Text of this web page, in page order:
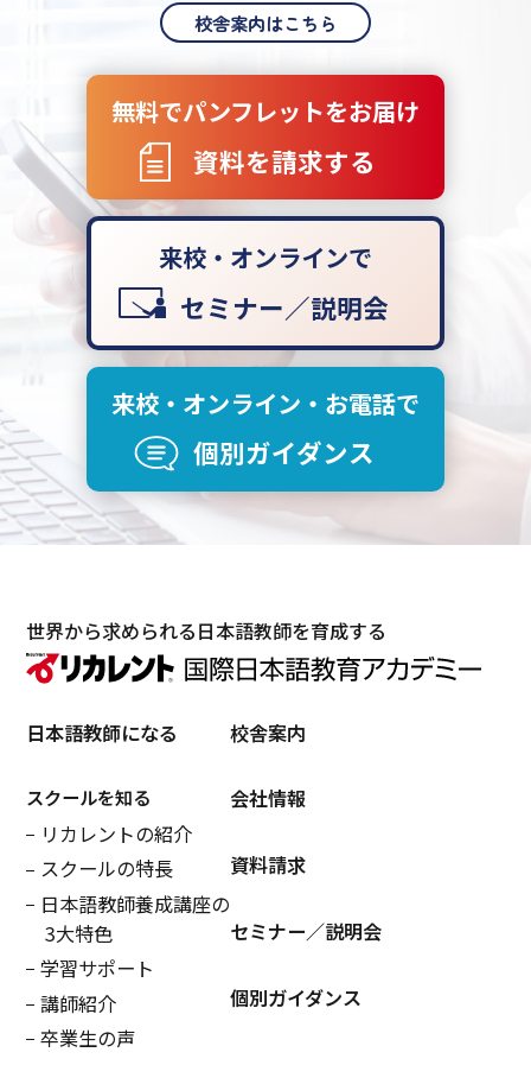
校舎案内はこちら
無料でパンフレットをお届け
資料を請求する
来校・オンラインで
セミナー／説明会
来校・オンライン・お電話で
個別ガイダンス
世界から求められる日本語教師を育成する
日本語教師になる
スクールを知る
リカレントの紹介
スクールの特長
日本語教師養成講座の
3大特色
学習サポート
講師紹介
卒業生の声
校舎案内
会社情報
資料請求
セミナー／説明会
個別ガイダンス